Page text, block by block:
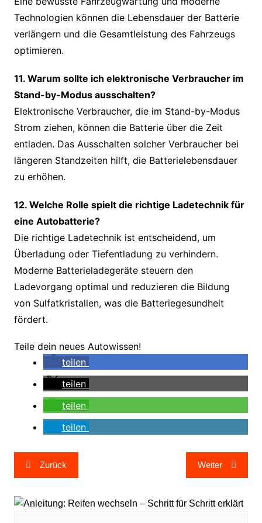
Technologien können die Lebensdauer der Batterie
verlängern und die Gesamtleistung des Fahrzeugs
optimieren.
11. Warum sollte ich elektronische Verbraucher im
Stand-by-Modus ausschalten?
Elektronische Verbraucher, die im Stand-by-Modus
Strom ziehen, können die Batterie über die Zeit
entladen. Das Ausschalten solcher Verbraucher bei
längeren Standzeiten hilft, die Batterielebensdauer
zu erhöhen.
12. Welche Rolle spielt die richtige Ladetechnik für
eine Autobatterie?
Die richtige Ladetechnik ist entscheidend, um
Überladung oder Tiefentladung zu verhindern.
Moderne Batterieladegeräte steuern den
Ladevorgang optimal und reduzieren die Bildung
von Sulfatkristallen, was die Batteriegesundheit
fördert.
Teile dein neues Autowissen!
teilen
teilen
teilen
teilen
Beitragsnavigation
Zurück Weiter